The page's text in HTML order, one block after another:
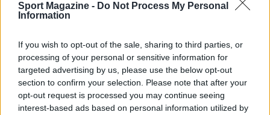
Sport Magazine - Do Not Process My Personal
Information
If you wish to opt-out of the sale, sharing to third parties, or
processing of your personal or sensitive information for
targeted advertising by us, please use the below opt-out
section to confirm your selection. Please note that after your
opt-out request is processed you may continue seeing
interest-based ads based on personal information utilized by
Andrea Conforti · 6 Ago 2026